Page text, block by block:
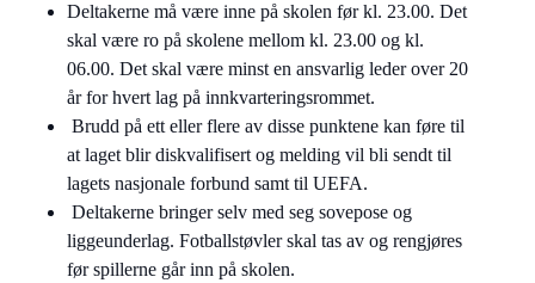
Deltakerne må være inne på skolen før kl. 23.00. Det
skal være ro på skolene mellom kl. 23.00 og kl.
06.00. Det skal være minst en ansvarlig leder over 20
år for hvert lag på innkvarteringsrommet.
Brudd på ett eller flere av disse punktene kan føre til
at laget blir diskvalifisert og melding vil bli sendt til
lagets nasjonale forbund samt til UEFA.
Deltakerne bringer selv med seg sovepose og
liggeunderlag. Fotballstøvler skal tas av og rengjøres
før spillerne går inn på skolen.